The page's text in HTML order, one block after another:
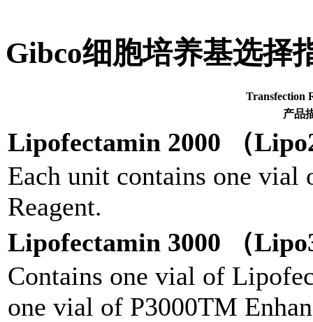
Gibco细胞培养基选择
Transfection
产品
Lipofectamin 2000 （
Each unit contains one
Reagent.
Lipofectamin 3000 （
Contains one vial of
one vial of P3000TM